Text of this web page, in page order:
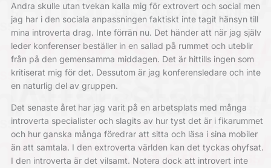
Andra skulle utan tvekan kalla mig för extrovert och social men
jag har i den sociala anpassningen faktiskt inte tagit hänsyn till
mina introverta drag. Inte förrän nu. Det händer att när jag själv
leder konferenser beställer in en sallad på rummet och uteblir
från på den gemensamma middagen. Det är hittills ingen som
kritiserat mig för det. ­Dessutom är jag konferensledare och inte
en naturlig del av gruppen.
Det senaste året har jag varit på en arbetsplats med många
introverta specialister och slagits av hur tyst det är i fikarummet
och hur ganska många föredrar att sitta och läsa i sina mobiler
än att samtala. I den extroverta världen kan det tyckas ohyfsat.
I den introverta är det vilsamt. Notera dock att introvert inte